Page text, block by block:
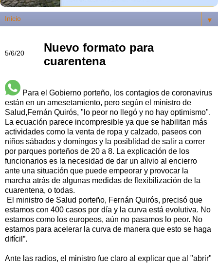
▼
5/6/20
Nuevo formato para
cuarentena
Para el Gobierno porteño, los contagios de coronavirus
están en un amesetamiento, pero según el ministro de
Salud,Fernán Quirós, "lo peor no llegó y no hay optimismo".
La ecuación parece incompresible ya que se habilitan más
actividades como la venta de ropa y calzado, paseos con
niños sábados y domingos y la posiblidad de salir a correr
por parques porteños de 20 a 8. La explicación de los
funcionarios es la necesidad de dar un alivio al encierro
ante una situación que puede empeorar y provocar la
marcha atrás de algunas medidas de flexibilización de la
cuarentena, o todas.
El ministro de Salud porteño, Fernán Quirós, precisó que
estamos con 400 casos por día y la curva está evolutiva. No
estamos como los europeos, aún no pasamos lo peor. No
estamos para acelerar la curva de manera que esto se haga
difícil”.
Ante las radios, el ministro fue claro al explicar que al "abrir"